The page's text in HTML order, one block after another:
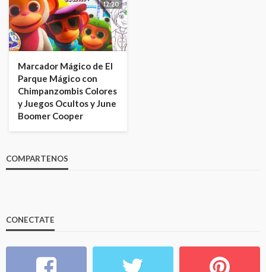
12:20
Marcador Mágico de El
Parque Mágico con
Chimpanzombis Colores
y Juegos Ocultos y June
Boomer Cooper
COMPARTENOS
CONECTATE